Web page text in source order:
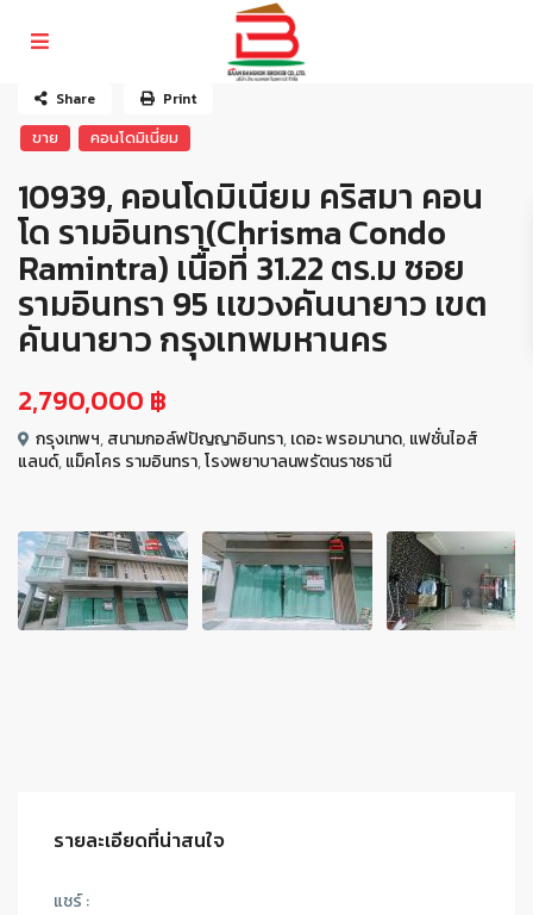
ขาย คอนโดมิเนี่ยม
10939, คอนโดมิเนียม คริสมา คอน
โด รามอินทรา(Chrisma Condo
Ramintra) เนื้อที่ 31.22 ตร.ม ซอย
รามอินทรา 95 เเขวงคันนายาว เขต
คันนายาว กรุงเทพมหานคร
2,790,000 ฿
กรุงเทพฯ,สนามกอล์ฟปัญญาอินทรา,เดอะ พรอมานาด,แฟชั่นไอส์
แลนด์,แม็คโคร รามอินทรา,โรงพยาบาลนพรัตนราชธานี
Share Print
รายละเอียดที่น่าสนใจ